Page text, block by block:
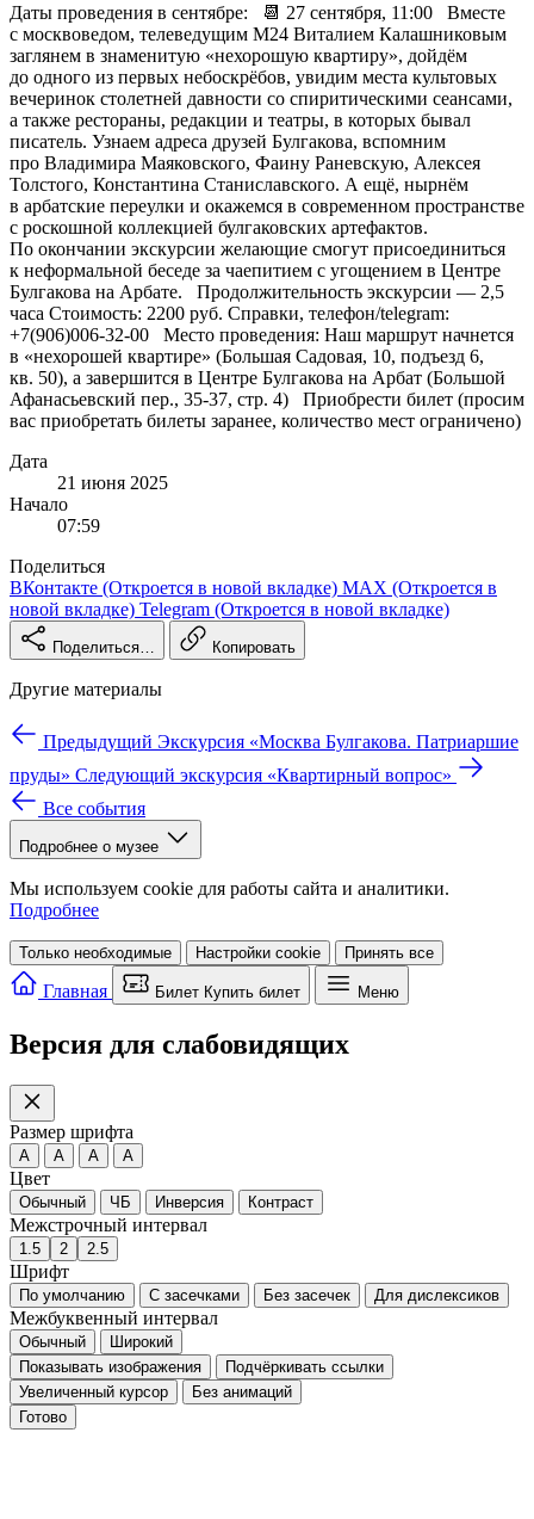
Даты проведения в сентябре: 📆 27 сентября, 11:00 Вместе
с москвоведом, телеведущим М24 Виталием Калашниковым
заглянем в знаменитую «нехорошую квартиру», дойдём
до одного из первых небоскрёбов, увидим места культовых
вечеринок столетней давности со спиритическими сеансами,
а также рестораны, редакции и театры, в которых бывал
писатель. Узнаем адреса друзей Булгакова, вспомним
про Владимира Маяковского, Фаину Раневскую, Алексея
Толстого, Константина Станиславского. А ещё, нырнём
в арбатские переулки и окажемся в современном пространстве
с роскошной коллекцией булгаковских артефактов.
По окончании экскурсии желающие смогут присоединиться
к неформальной беседе за чаепитием с угощением в Центре
Булгакова на Арбате. Продолжительность экскурсии — 2,5
часа Стоимость: 2200 руб. Справки, телефон/telegram:
+7(906)006-32-00 Место проведения: Наш маршрут начнется
в «нехорошей квартире» (Большая Садовая, 10, подъезд 6,
кв. 50), а завершится в Центре Булгакова на Арбат (Большой
Афанасьевский пер., 35-37, стр. 4) Приобрести билет (просим
вас приобретать билеты заранее, количество мест ограничено)
Дата
21 июня 2025
Начало
07:59
Поделиться
ВКонтакте (Откроется в новой вкладке) MAX (Откроется в
новой вкладке) Telegram (Откроется в новой вкладке)
Поделиться… Копировать
Другие материалы
Предыдущий Экскурсия «Москва Булгакова. Патриаршие
пруды» Следующий экскурсия «Квартирный вопрос»
Все события
Подробнее о музее
Мы используем cookie для работы сайта и аналитики.
Подробнее
Только необходимые Настройки cookie Принять все
Главная Билет Купить билет Меню
Версия для слабовидящих
Размер шрифта
A A A A
Цвет
Обычный ЧБ Инверсия Контраст
Межстрочный интервал
1.5 2 2.5
Шрифт
По умолчанию С засечками Без засечек Для дислексиков
Межбуквенный интервал
Обычный
Широкий
Показывать изображения
Подчёркивать ссылки
Увеличенный курсор
Без анимаций
Готово